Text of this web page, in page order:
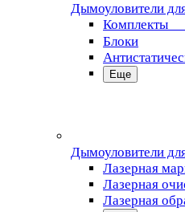
Дымоуловители
Комплекты
Блоки
Еще
Дымоуловители
Лазерная
Лазерная
Лазерная